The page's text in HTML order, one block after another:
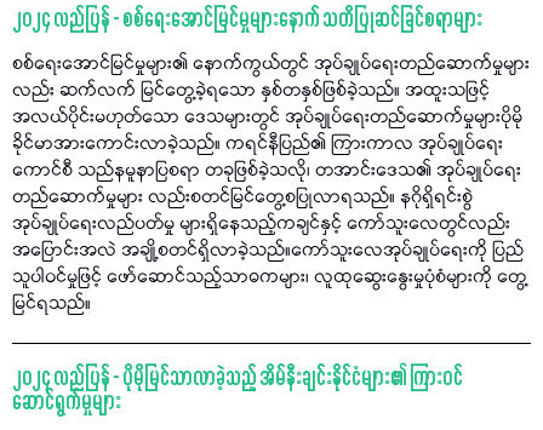
၂၀၂၄ လည်ပြန် - စစ်ရေးအောင်မြင်မှုများနောက် သတိပြုဆင်ခြင်စရာများ
စစ်ရေးအောင်မြင်မှုများ၏ နောက်ကွယ်တွင် အုပ်ချုပ်ရေးတည်ဆောက်မှုများ
လည်း ဆက်လက် မြင်တွေ့ခဲ့ရသော နှစ်တနှစ်ဖြစ်ခဲ့သည်။ အထူးသဖြင့်
အလယ်ပိုင်းမဟုတ်သော ဒေသများတွင် အုပ်ချုပ်ရေးတည်ဆောက်မှုများပိုမို
ခိုင်မာအားကောင်းလာခဲ့သည်။ ကရင်နီပြည်၏ ကြားကာလ အုပ်ချုပ်ရေး
ကောင်စီ သည်နမူနာပြစရာ တခုဖြစ်ခဲ့သလို၊ တအာင်းဒေသ၏ အုပ်ချုပ်ရေး
တည်ဆောက်မှုများ လည်းစတင်မြင်တွေ့စပြုလာရသည်။ နဂိုရှိရင်းစွဲ
အုပ်ချုပ်ရေးလည်ပတ်မှု များရှိနေသည့်ကချင်နှင့် ကော်သူးလေတွင်လည်း
အပြောင်းအလဲ အချို့စတင်ရှိလာခဲ့သည်။ကော်သူးလေအုပ်ချုပ်ရေးကို ပြည်
သူပါဝင်မှုဖြင့် ဖော်ဆောင်သည့်သာဓကများ၊ လူထုဆွေးနွေးမှုပုံစံများကို တွေ့
မြင်ရသည်။
၂၀၂၄ လည်ပြန် - ပိုမိုမြင်သာလာခဲ့သည့် အိမ်နီးချင်းနိုင်ငံများ၏ ကြားဝင်
ဆောင်ရွက်မှုများ